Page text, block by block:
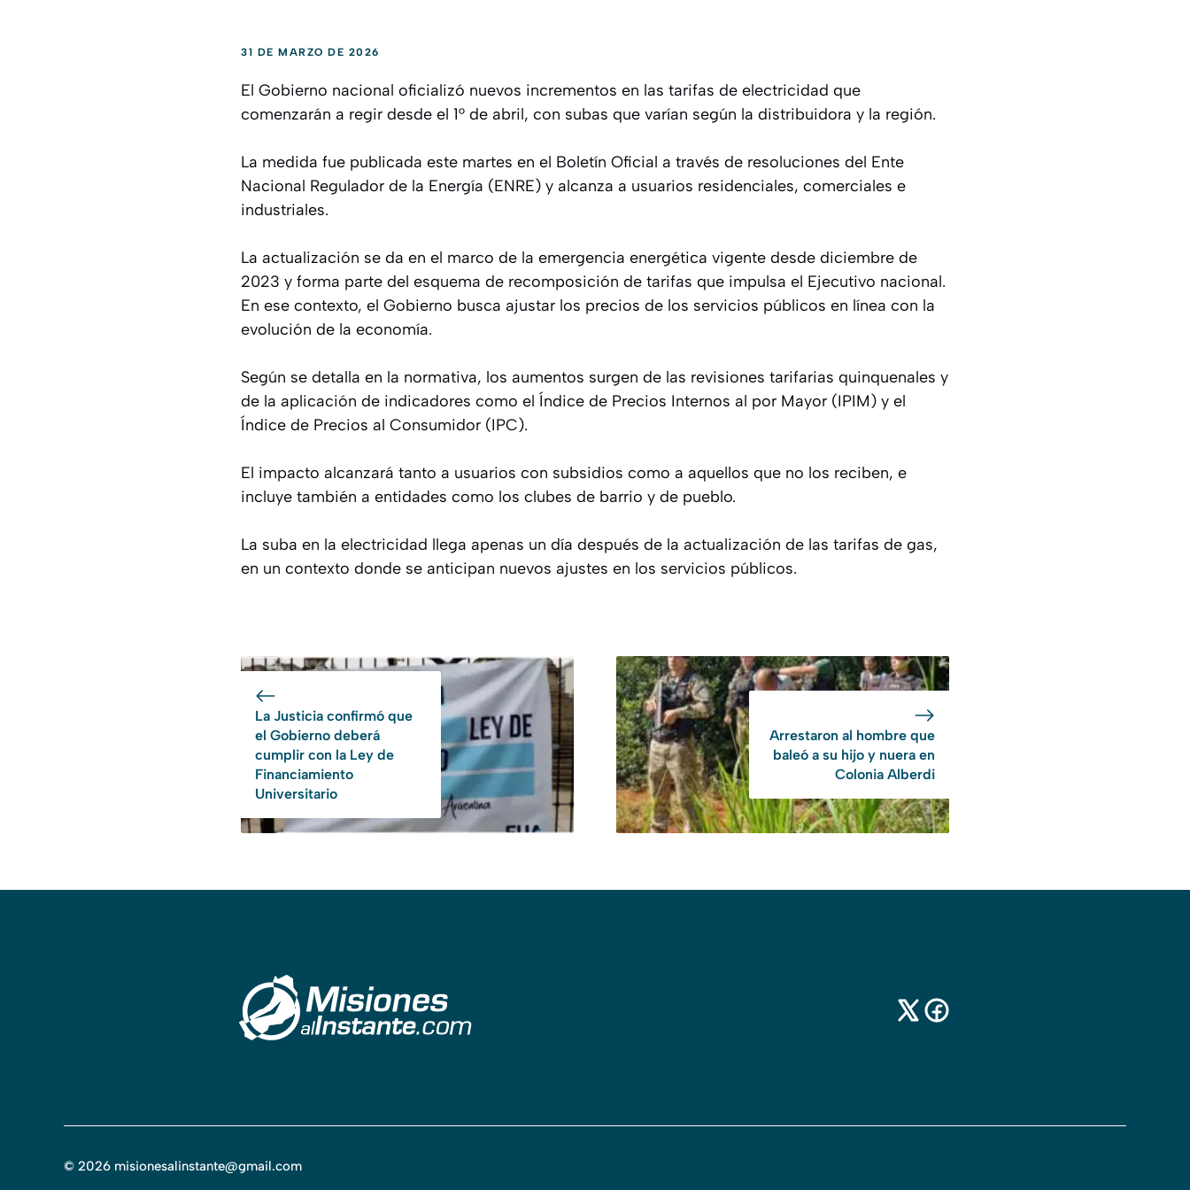
31 DE MARZO DE 2026
El Gobierno nacional oficializó nuevos incrementos en las tarifas de electricidad que
comenzarán a regir desde el 1° de abril, con subas que varían según la distribuidora y la región.
La medida fue publicada este martes en el Boletín Oficial a través de resoluciones del Ente
Nacional Regulador de la Energía (ENRE) y alcanza a usuarios residenciales, comerciales e
industriales.
La actualización se da en el marco de la emergencia energética vigente desde diciembre de
2023 y forma parte del esquema de recomposición de tarifas que impulsa el Ejecutivo nacional.
En ese contexto, el Gobierno busca ajustar los precios de los servicios públicos en línea con la
evolución de la economía.
Según se detalla en la normativa, los aumentos surgen de las revisiones tarifarias quinquenales y
de la aplicación de indicadores como el Índice de Precios Internos al por Mayor (IPIM) y el
Índice de Precios al Consumidor (IPC).
El impacto alcanzará tanto a usuarios con subsidios como a aquellos que no los reciben, e
incluye también a entidades como los clubes de barrio y de pueblo.
La suba en la electricidad llega apenas un día después de la actualización de las tarifas de gas,
en un contexto donde se anticipan nuevos ajustes en los servicios públicos.
La Justicia confirmó que
el Gobierno deberá
cumplir con la Ley de
Financiamiento
Universitario
Arrestaron al hombre que
baleó a su hijo y nuera en
Colonia Alberdi
© 2026 misionesalinstante@gmail.com